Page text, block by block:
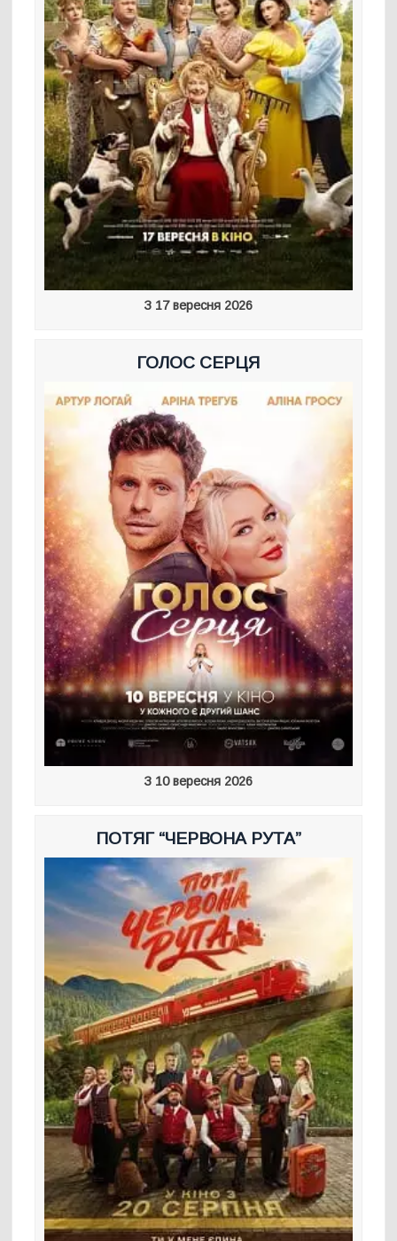
З 17 вересня 2026
ГОЛОС СЕРЦЯ
З 10 вересня 2026
ПОТЯГ “ЧЕРВОНА РУТА”